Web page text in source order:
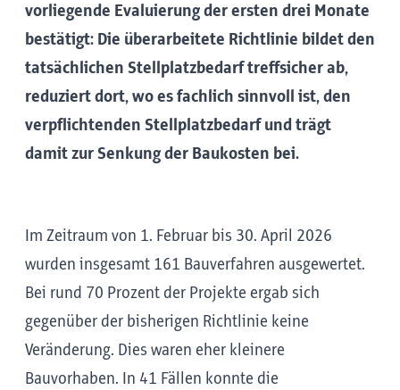
vorliegende Evaluierung der ersten drei Monate
bestätigt: Die überarbeitete Richtlinie bildet den
tatsächlichen Stellplatzbedarf treffsicher ab,
reduziert dort, wo es fachlich sinnvoll ist, den
verpflichtenden Stellplatzbedarf und trägt
damit zur Senkung der Baukosten bei.
Im Zeitraum von 1. Februar bis 30. April 2026
wurden insgesamt 161 Bauverfahren ausgewertet.
Bei rund 70 Prozent der Projekte ergab sich
gegenüber der bisherigen Richtlinie keine
Veränderung. Dies waren eher kleinere
Bauvorhaben. In 41 Fällen konnte die